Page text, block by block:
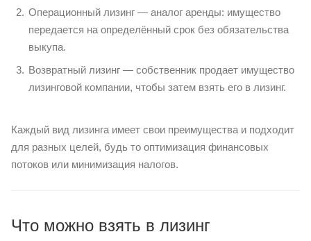
Операционный лизинг — аналог аренды: имущество
передается на определённый срок без обязательства
выкупа.
Возвратный лизинг — собственник продает имущество
лизинговой компании, чтобы затем взять его в лизинг.
Каждый вид лизинга имеет свои преимущества и подходит
для разных целей, будь то оптимизация финансовых
потоков или минимизация налогов.
Что можно взять в лизинг